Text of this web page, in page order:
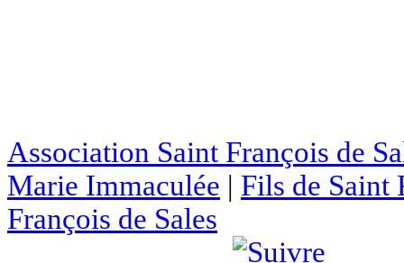
Association Saint François de
Marie Immaculée | Fils de Saint
François de Sales